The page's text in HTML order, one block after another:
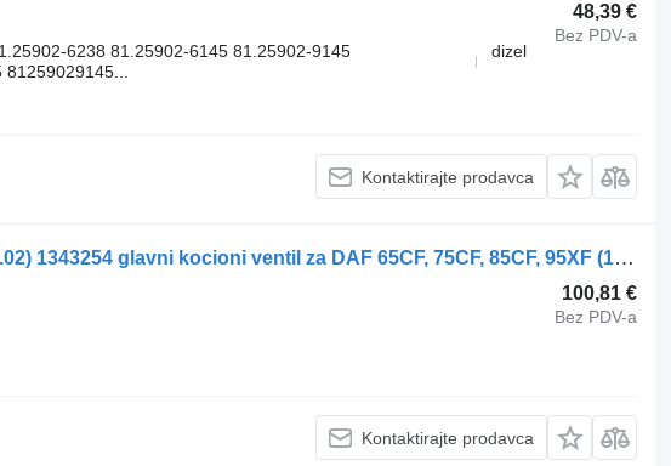
48,39 €
Bez PDV-a
6238 81.25902-6145 81.25902-9145
dizel
Kontaktirajte prodavca
WABCO 95XF (01.97-12.02) 1343254 glavni kocioni ventil za DAF 65CF, 75CF, 85CF, 95XF (1997-2002) tegljača
100,81 €
Bez PDV-a
Kontaktirajte prodavca